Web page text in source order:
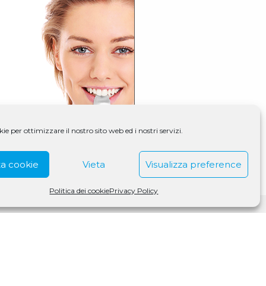
per ottimizzare il nostro sito web ed i nostri servizi.
cookie Vieta Visualizza preference
Politica dei cookiePrivacy Policy